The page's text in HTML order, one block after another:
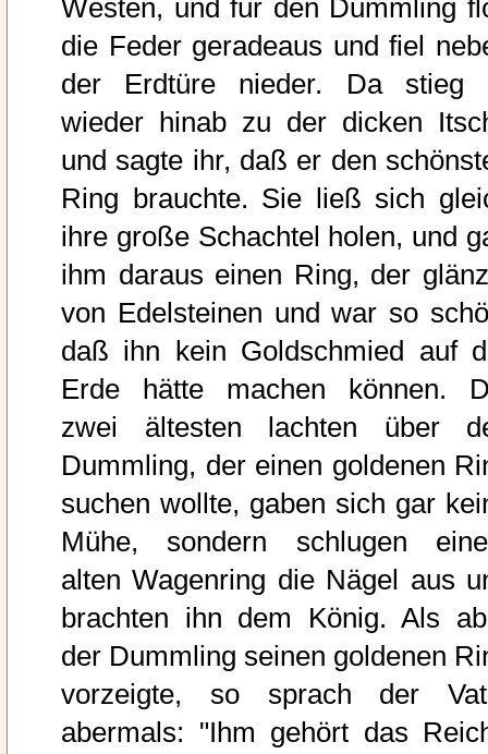
Westen, und für den Dummling
die Feder geradeaus und fiel
der Erdtüre nieder. Da stieg
wieder hinab zu der dicken
und sagte ihr, daß er den
Ring brauchte. Sie ließ sich
ihre große Schachtel holen, und
ihm daraus einen Ring, der
von Edelsteinen und war so
daß ihn kein Goldschmied auf
Erde hätte machen können.
zwei ältesten lachten über
Dummling, der einen goldenen
suchen wollte, gaben sich gar
Mühe, sondern schlugen
alten Wagenring die Nägel aus
brachten ihn dem König. Als
der Dummling seinen goldenen
vorzeigte, so sprach der
abermals: "Ihm gehört das